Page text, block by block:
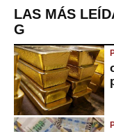
LAS MÁS
G